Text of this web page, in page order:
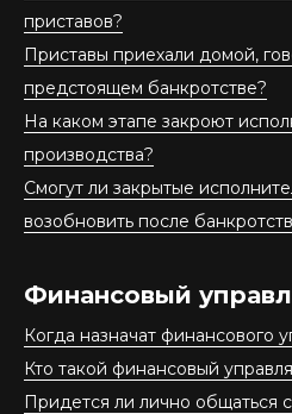
приставов?
Приставы приехали домой,
предстоящем банкротстве?
На каком этапе закроют
производства?
Смогут ли закрытые
возобновить после
Финансовый
Когда назначат финансового
Кто такой финансовый
Придется ли лично общаться